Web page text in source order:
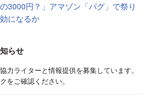
3000円？」アマゾン「バグ」で祭り
になるか
らせ
力ライターと情報提供を募集しています。
をご確認ください。